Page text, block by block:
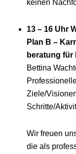
keinen
13 – 16 Uhr
Plan B –
beratung für
Bettina
Ziele/
Schritte/
Wir freuen
die als